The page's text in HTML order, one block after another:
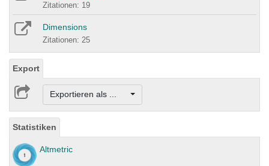
Zitationen: 19
Dimensions
Zitationen: 25
Export
Exportieren als ...
Statistiken
Altmetric